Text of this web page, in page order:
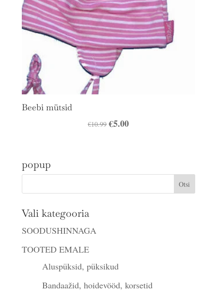
Beebi mütsid
€10.99 Algne
€5.00Praegune
popup
Vali kategooria
SOODUSHINNAGA
TOOTED EMALE
Aluspüksid, püksikud
Bandaažid, hoidevööd, korsetid